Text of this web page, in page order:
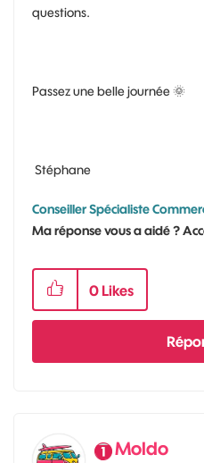
questions.
Passez une belle journée 🌞
Stéphane
Conseiller Spécialiste
Ma réponse vous a aidé ?
0 Likes
Moldo